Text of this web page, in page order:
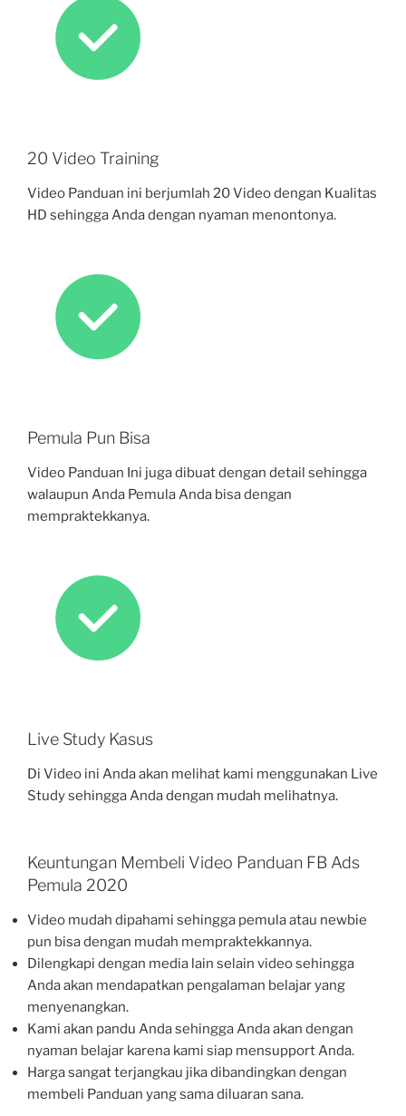
20 Video Training
Video Panduan ini berjumlah 20 Video dengan Kualitas
HD sehingga Anda dengan nyaman menontonya.
Pemula Pun Bisa
Video Panduan Ini juga dibuat dengan detail sehingga
walaupun Anda Pemula Anda bisa dengan
mempraktekkanya.
Live Study Kasus
Di Video ini Anda akan melihat kami menggunakan Live
Study sehingga Anda dengan mudah melihatnya.
Keuntungan Membeli Video Panduan FB Ads
Pemula 2020
Video mudah dipahami sehingga pemula atau newbie
pun bisa dengan mudah mempraktekkannya.
Dilengkapi dengan media lain selain video sehingga
Anda akan mendapatkan pengalaman belajar yang
menyenangkan.
Kami akan pandu Anda sehingga Anda akan dengan
nyaman belajar karena kami siap mensupport Anda.
Harga sangat terjangkau jika dibandingkan dengan
membeli Panduan yang sama diluaran sana.